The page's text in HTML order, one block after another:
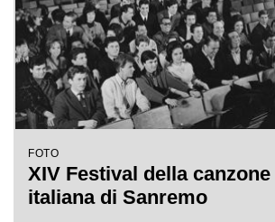
FOTO
XIV Festival della canzone
italiana di Sanremo